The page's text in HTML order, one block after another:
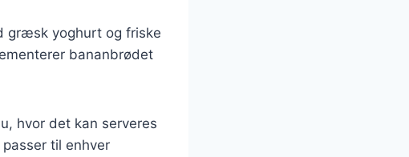
græsk yoghurt og friske
bananbrødet
hvor det kan serveres
til enhver